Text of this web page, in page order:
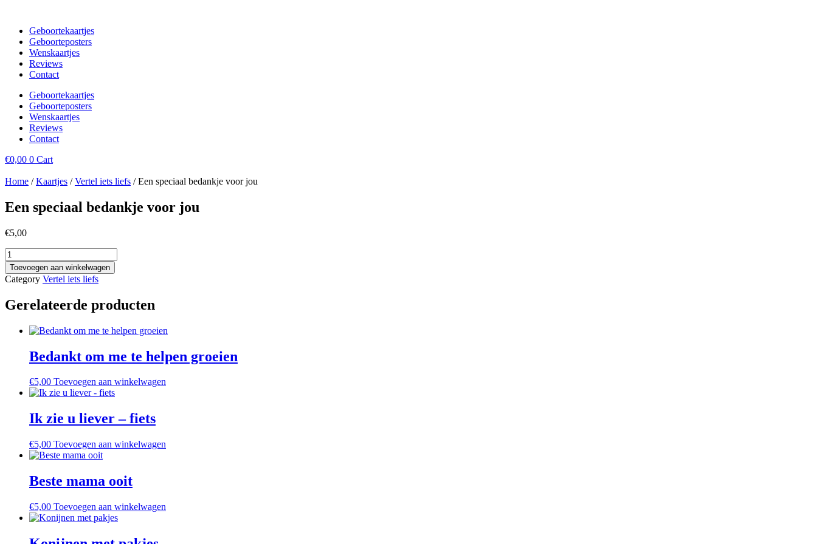
inhoud
Geboortekaartjes
Geboorteposters
Wenskaartjes
Reviews
Contact
Geboortekaartjes
Geboorteposters
Wenskaartjes
Reviews
Contact
€0,00 0 Cart
Home /Kaartjes /Vertel iets liefs / Een speciaal bedankje voor jou
Een speciaal bedankje voor jou
€5,00
Een
speciaal
bedankje
voor
aantal
Toevoegen aan winkelwagen
Category Vertel iets liefs
Gerelateerde producten
Bedankt om me te helpen groeien
€5,00 Toevoegen aan winkelwagen
Ik zie u liever – fiets
€5,00 Toevoegen aan winkelwagen
Beste mama ooit
€5,00 Toevoegen aan winkelwagen